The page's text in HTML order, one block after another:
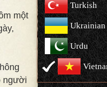
một
người
Turkish
Ukrainian
Urdu